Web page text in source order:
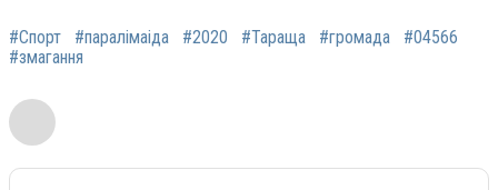
#Спорт #паралімаіда #2020 #Тараща #громада
#04566
#змагання